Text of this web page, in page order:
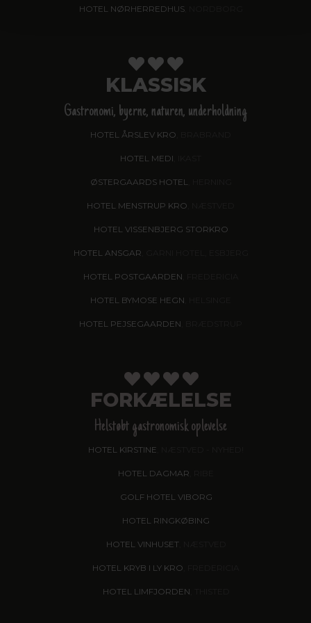
HOTEL NØRHERREDHUS, NORDBORG
KLASSISK
Gastronomi, byerne, naturen, underholdning
HOTEL ÅRSLEV KRO
HOTEL MEDI
ØSTERGAARDS HOTEL, HERNING
HOTEL MENSTRUP KRO
HOTEL VISSENBJERG STORKRO
HOTEL ANSGAR
HOTEL POSTGAARDEN
HOTEL BYMOSE HEGN
HOTEL PEJSEGAARDEN
FORKÆLELSE
Helstøbt gastronomisk oplevelse
HOTEL KIRSTINE
HOTEL DAGMAR
GOLF HOTEL VIBORG
HOTEL RINGKØBING
HOTEL VINHUSET, NÆSTVED
HOTEL KRYB I LY KRO
HOTEL LIMFJORDEN